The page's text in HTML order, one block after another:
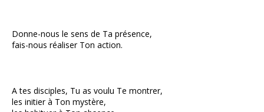
Donne-nous le sens de Ta présence,
fais-nous réaliser Ton action.
A tes disciples, Tu as voulu Te montrer,
les initier à Ton mystère,